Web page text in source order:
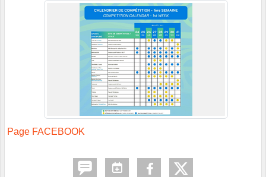
Page FACEBOOK